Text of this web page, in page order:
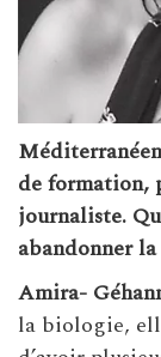
de formation,
journaliste.
abandonner
Amira-
la biologie,